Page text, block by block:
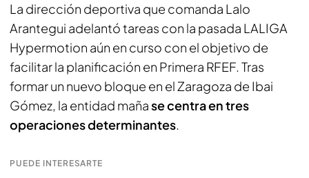
La dirección deportiva que comanda Lalo
Arantegui adelantó tareas con la pasada LALIGA
Hypermotion aún en curso con el objetivo de
facilitar la planificación en Primera RFEF. Tras
formar un nuevo bloque en el Zaragoza de Ibai
Gómez, la entidad mañase centra en tres
operaciones determinantes.
PUEDE INTERESARTE